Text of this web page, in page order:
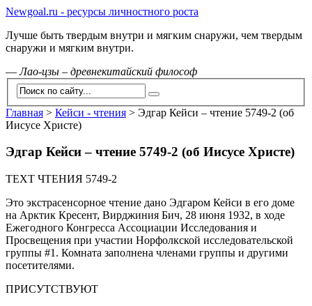
Newgoal.ru - ресурсы личностного роста
Лучше быть твердым внутри и мягким снаружи, чем твердым
снаружи и мягким внутри.
—Лао-цзы – древнекитайский философ
Главная > Кейси - чтения > Эдгар Кейси – чтение 5749-2 (об
Иисусе Христе)
Эдгар Кейси – чтение 5749-2 (об Иисусе Христе)
TEXT ЧТЕНИЯ 5749-2
Это экстрасенсорное чтение дано Эдгаром Кейси в его доме
на Арктик Кресент, Вирджиния Бич, 28 июня 1932, в ходе
Ежегодного Конгресса Ассоциации Исследования и
Просвещения при участии Норфолкской исследовательской
группы #1. Комната заполнена членами группы и другими
посетителями.
ПРИСУТСТВУЮТ